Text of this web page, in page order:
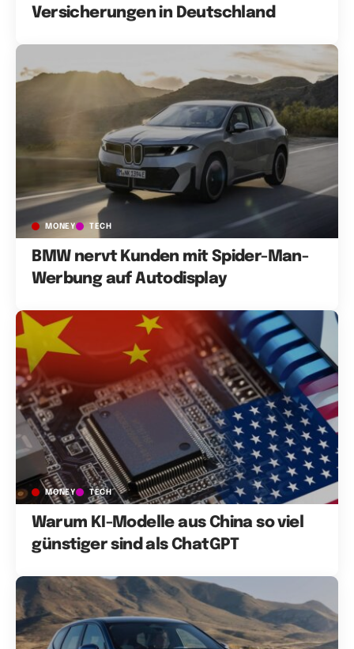
Versicherungen in Deutschland
MONEY TECH
BMW nervt Kunden mit Spider-Man-
Werbung auf Autodisplay
MONEY TECH
Warum KI-Modelle aus China so viel
günstiger sind als ChatGPT